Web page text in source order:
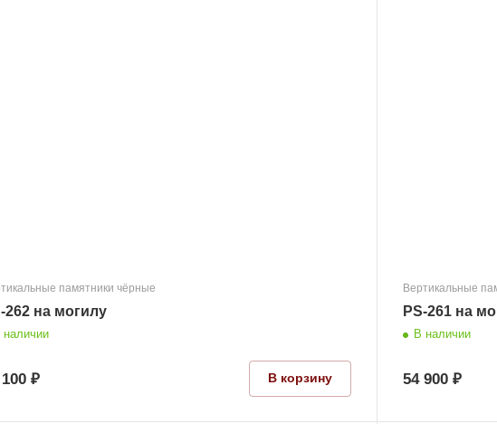
памятники чёрные
262 на могилу
наличии
₽ В корзину
Вертикальные
PS-261 на
В наличии
54 900 ₽